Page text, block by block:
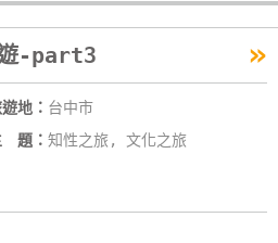
遊-part3 »
地： 台中市
題： 知性之旅, 文化之旅